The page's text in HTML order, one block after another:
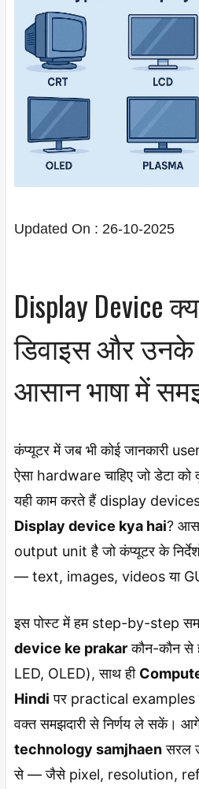
Updated On : 26-10-2025
Display Device
डिवाइस और उनके
आसान भाषा में
कंप्यूटर में जब भी कोई जानकारी
ऐसा hardware चाहिए जो डेटा
यही काम करते हैं display
Display device kya hai?
output unit है जो कंप्यूटर के
— text, images, videos या
इस पोस्ट में हम step-by-step
device ke prakarकौन-कौन से
LED, OLED), साथ ही
Hindi पर practical examples
वक्त समझदारी से निर्णय ले सकें।
technology samjhaenसरल
से — जैसे pixel, resolution,